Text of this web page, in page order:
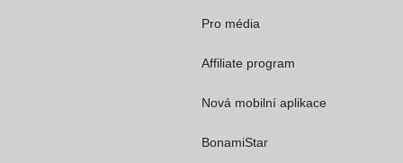
Pro média
Affiliate program
Nová mobilní aplikace
BonamiStar